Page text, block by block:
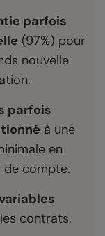
parfois
(97%) pour
nouvelle
parfois
à une
en
de compte.
contrats.